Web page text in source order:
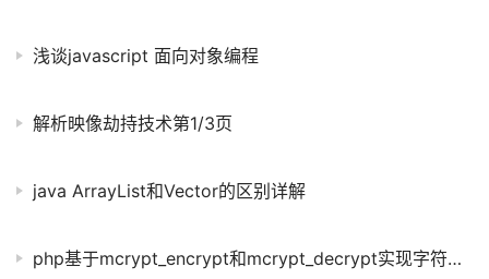
浅谈javascript 面向对象编程
解析映像劫持技术第1/3页
java ArrayList和Vector的区别详解
php基于mcrypt_encrypt和mcrypt_decrypt实现字符串加密解密的方法